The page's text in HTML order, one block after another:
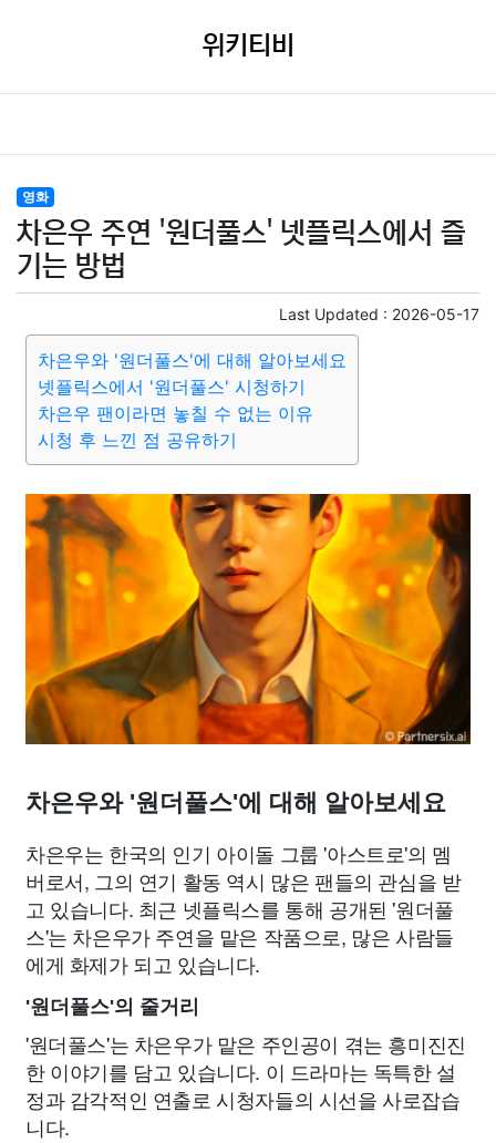
위키티비
영화
차은우 주연 '원더풀스' 넷플릭스에서 즐
기는 방법
Last Updated : 2026-05-17
차은우와 '원더풀스'에 대해 알아보세요
넷플릭스에서 '원더풀스' 시청하기
차은우 팬이라면 놓칠 수 없는 이유
시청 후 느낀 점 공유하기
차은우와 '원더풀스'에 대해 알아보세요
차은우는 한국의 인기 아이돌 그룹 '아스트로'의 멤
버로서, 그의 연기 활동 역시 많은 팬들의 관심을 받
고 있습니다. 최근 넷플릭스를 통해 공개된 '원더풀
스'는 차은우가 주연을 맡은 작품으로, 많은 사람들
에게 화제가 되고 있습니다.
'원더풀스'의 줄거리
'원더풀스'는 차은우가 맡은 주인공이 겪는 흥미진진
한 이야기를 담고 있습니다. 이 드라마는 독특한 설
정과 감각적인 연출로 시청자들의 시선을 사로잡습
니다.